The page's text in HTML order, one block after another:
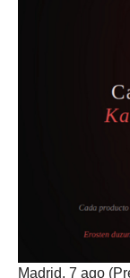
Madrid, 7 ago